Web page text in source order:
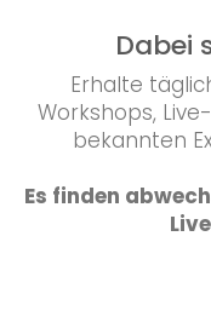
Dabei
Erhalte
Workshops,
bekannten
Es finden